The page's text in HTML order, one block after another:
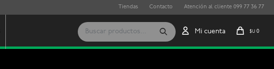
$U 0
Tiendas Contacto Atención al cliente 099 77 36 77